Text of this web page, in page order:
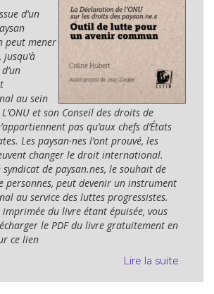
d’un
peut mener
au sein
L’ONU et son Conseil des droits de
pas qu’aux chefs d’États
Les paysan·nes l’ont prouvé, les
changer le droit international.
syndicat de paysan.nes, le souhait de
personnes, peut devenir un instrument
au service des luttes progressistes.
imprimée du livre étant épuisée, vous
le PDF du livre gratuitement en
ce lien
Lire la suite